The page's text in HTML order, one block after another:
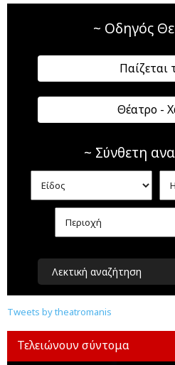
~ Οδηγός
Παίζεται
Θέατρο -
~ Σύνθετη
Λεκτική αναζήτηση
Tweets by theatromanis
Τελειώνουν σύντομα